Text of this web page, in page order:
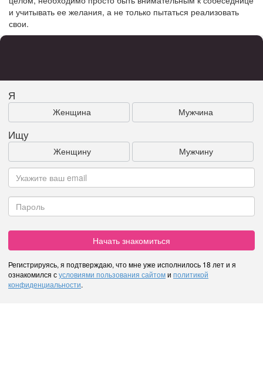
и учитывать ее желания, а не только пытаться реализовать
свои.
Я
Женщина Мужчина
Ищу
Женщину Мужчину
Начать знакомиться
Регистрируясь, я подтверждаю, что мне уже исполнилось 18 лет и я
ознакомился сусловиями пользования сайтоми политикой
конфиденциальности.